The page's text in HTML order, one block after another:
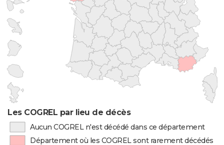
Les COGREL par lieu de décès
Aucun COGREL n'est décédé dans ce département
Département où les COGREL sont rarement décédés